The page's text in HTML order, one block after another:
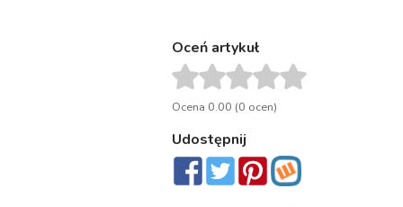
Oceń artykuł
Ocena 0.00 (0 ocen)
Udostępnij